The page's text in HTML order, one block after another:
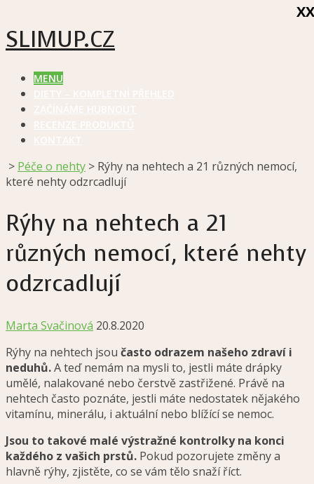
SLIMUP.CZ
MENU
> Péče o nehty > Rýhy na nehtech a 21 různých nemocí,
které nehty odzrcadlují
Rýhy na nehtech a 21
různých nemocí, které nehty
odzrcadlují
Marta Svačinová 20.8.2020
Rýhy na nehtech jsou často odrazem našeho zdraví i
neduhů.A teď nemám na mysli to, jestli máte drápky
umělé, nalakované nebo čerstvě zastřižené. Právě na
nehtech často poznáte, jestli máte nedostatek nějakého
vitamínu, minerálu, i aktuální nebo blížící se nemoc.
Jsou to takové malé výstražné kontrolky na konci
každého z vašich prstů. Pokud pozorujete změny a
hlavně rýhy, zjistěte, co se vám tělo snaží říct.
XX